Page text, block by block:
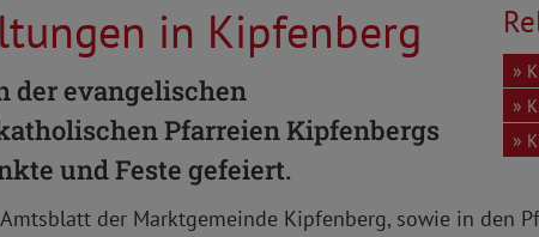
in Kipfenberg
der evangelischen
Pfarreien Kipfenbergs
und Feste gefeiert.
der Marktgemeinde Kipfenberg, sowie in den